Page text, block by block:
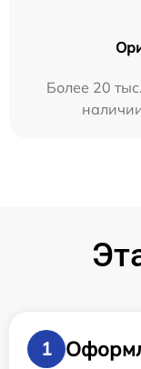
Более 20
1